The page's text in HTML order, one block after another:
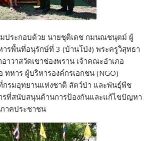
มประกอบด้วย นายชุติเดช กมนณชนุตม์ ผู้
ารพื้นที่อนุรักษ์ที่ 3 (บ้านโป่ง) พระครูวิสุทธา
าวาสวัดเขาช่องพราน เจ้าคณะอำเภอ
ทหาร ผู้บริหารองค์กรเอกชน (NGO)
กรมอุทยานแห่งชาติ สัตว์ป่า และพันธุ์พืช
รที่สนับสนุนด้านการป้องกันและแก้ไขปัญหา
าคประชาชน